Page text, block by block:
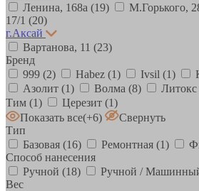
Ленина, 168а (19) М.Горького,
17/1 (20)
г.Аксай
Вартанова, 11 (23)
Бренд
999 (2) Habez (1) Ivsil (1)
Азолит (1) Волма (8) Литокс
Тим (1) Церезит (1)
Показать все(+6)
Свернуть
Тип
Базовая (16) Ремонтная (1)
Способ нанесения
Ручной (18) Ручной /
Вес